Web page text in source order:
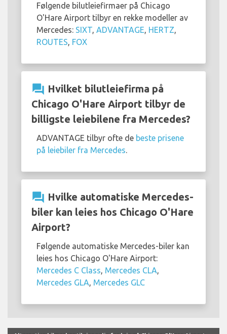
Følgende bilutleiefirmaer på Chicago
O'Hare Airport tilbyr en rekke modeller av
Mercedes: SIXT ADVANTAGE HERTZ
ROUTES FOX
question_answer Hvilket bilutleiefirma på
Chicago O'Hare Airport tilbyr de
billigste leiebilene fra Mercedes?
ADVANTAGE tilbyr ofte de beste prisene
på leiebiler fra Mercedes
question_answer Hvilke automatiske Mercedes-
biler kan leies hos Chicago O'Hare
Airport?
Følgende automatiske Mercedes-biler kan
leies hos Chicago O'Hare Airport:
Mercedes C Class Mercedes CLA
Mercedes GLA Mercedes GLC